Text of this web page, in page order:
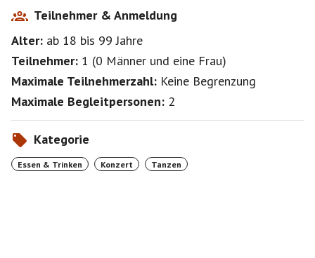
Teilnehmer & Anmeldung
Alter: ab 18 bis 99Jahre
Teilnehmer: 1 (0 Männer und eine Frau)
Maximale Teilnehmerzahl: Keine Begrenzung
Maximale Begleitpersonen: 2
Kategorie
Essen & Trinken Konzert Tanzen